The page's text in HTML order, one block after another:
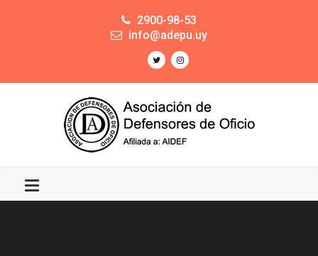
2900-98-53
info@adepu.uy